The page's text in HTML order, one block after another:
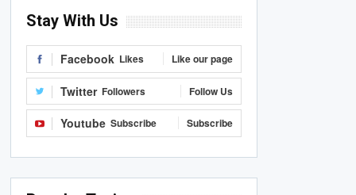
Stay With Us
Facebook Likes Like our page
Twitter Followers Follow Us
Youtube Subscribe Subscribe